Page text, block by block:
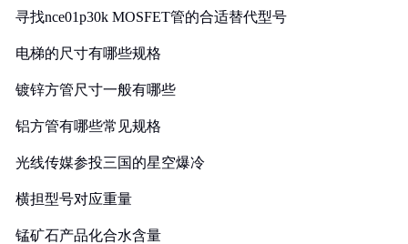
寻找nce01p30k MOSFET管的合适替代型号
电梯的尺寸有哪些规格
镀锌方管尺寸一般有哪些
铝方管有哪些常见规格
光线传媒参投三国的星空爆冷
横担型号对应重量
锰矿石产品化合水含量